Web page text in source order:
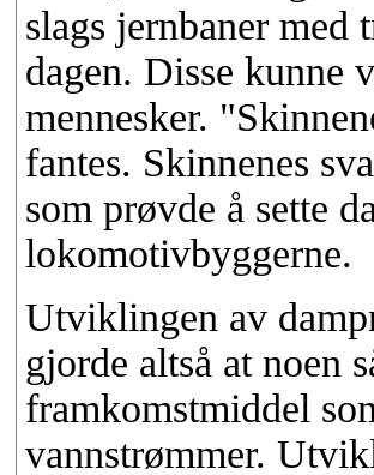
slags jernbaner
dagen. Disse kunne
mennesker.
fantes. Skinnenes
som prøvde å sette
lokomotivbyggerne.
Utviklingen av
gjorde altså at noen
framkomstmiddel
vannstrømmer.